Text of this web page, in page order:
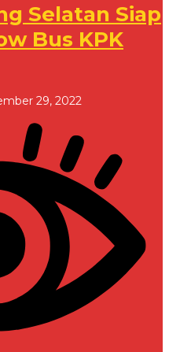
Selatan Siap
Bus KPK
29, 2022